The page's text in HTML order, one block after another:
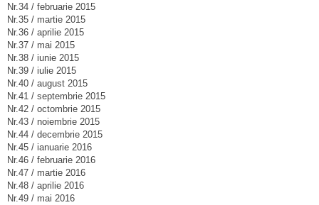
Nr.34 / februarie 2015
Nr.35 / martie 2015
Nr.36 / aprilie 2015
Nr.37 / mai 2015
Nr.38 / iunie 2015
Nr.39 / iulie 2015
Nr.40 / august 2015
Nr.41 / septembrie 2015
Nr.42 / octombrie 2015
Nr.43 / noiembrie 2015
Nr.44 / decembrie 2015
Nr.45 / ianuarie 2016
Nr.46 / februarie 2016
Nr.47 / martie 2016
Nr.48 / aprilie 2016
Nr.49 / mai 2016